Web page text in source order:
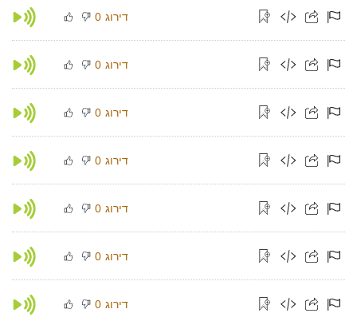
0 דירוג
0 דירוג
0 דירוג
0 דירוג
0 דירוג
0 דירוג
0 דירוג